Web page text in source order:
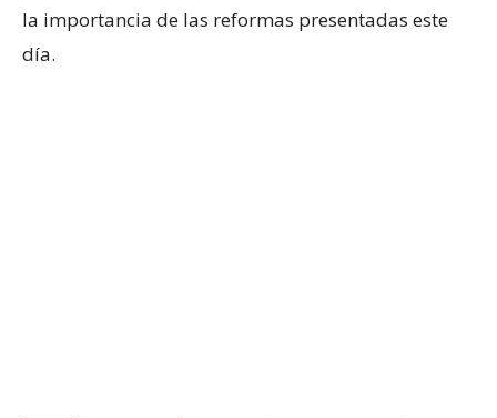
la importancia de las reformas presentadas este
día.